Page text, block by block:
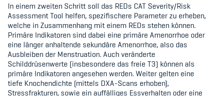
In einem zweiten Schritt soll das REDs CAT Severity/Risk
Assessment Tool helfen, spezifischere Parameter zu erheben,
welche in Zusammenhang mit einem REDs stehen können.
Primäre Indikatoren sind dabei eine primäre Amenorrhoe oder
eine länger anhaltende sekundäre Amenorrhoe, also das
Ausbleiben der Menstruation. Auch veränderte
Schilddrüsenwerte (insbesondere das freie T3) können als
primäre Indikatoren angesehen werden. Weiter gelten eine
tiefe Knochendichte (mittels DXA-Scans erhoben),
Stressfrakturen, sowie ein auffälliges Essverhalten oder eine